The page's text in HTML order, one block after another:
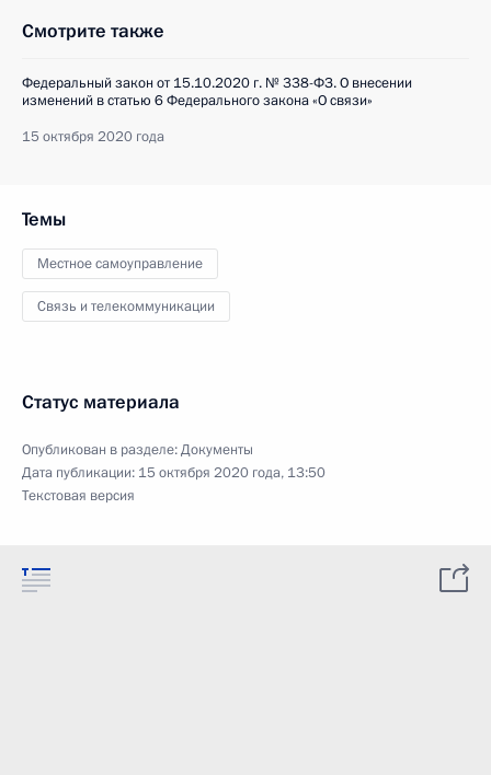
Смотрите также
Федеральный закон от 15.10.2020 г. № 338-ФЗ. О внесении
изменений в статью 6 Федерального закона «О связи»
15 октября 2020 года
Темы
Местное самоуправление
Связь и телекоммуникации
Статус материала
Опубликован в разделе:Документы
Дата публикации: 15 октября 2020 года, 13:50
Текстовая версия